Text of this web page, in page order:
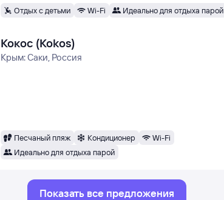
Отдых с детьми Wi-Fi Идеально для отдыха парой
Кокос (Kokos)
Крым: Саки, Россия
Песчаный пляж Кондиционер
Wi-Fi
Идеально для отдыха парой
Показать все предложения